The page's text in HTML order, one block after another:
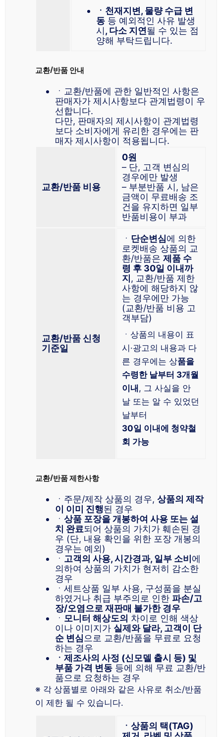
ㆍ천재지변, 물량 수급 변
동 등 예외적인 사유 발생
시, 다소 지연될 수 있는 점
양해 부탁드립니다.
교환/반품 안내
ㆍ교환/반품에 관한 일반적인 사항은
판매자가 제시사항보다 관계법령이 우
선합니다.
다만, 판매자의 제시사항이 관계법령
보다 소비자에게 유리한 경우에는 판
매자 제시사항이 적용됩니다.
교환/반품 비용
0원
– 단, 고객 변심의
경우에만 발생
– 부분반품 시, 남은
금액이 무료배송 조
건을 유지하면 일부
반품비용이 부과
교환/반품 신청
기준일
ㆍ 단순변심에 의한
로켓배송 상품의 교
환/반품은 제품 수
령 후 30일 이내까
지 , 교환/반품 제한
사항에 해당하지 않
는 경우에만 가능
(교환/반품 비용 고
객부담)
ㆍ상품의 내용이 표
시·광고의 내용과 다
른 경우에는 상품을
수령한 날부터 3개월
이내 , 그 사실을 안
날 또는 알 수 있었던
날부터
30일 이내에 청약철
회 가능
교환/반품 제한사항
ㆍ주문/제작 상품의 경우, 상품의 제작
이 이미 진행된 경우
ㆍ 상품 포장을 개봉하여 사용 또는 설
치 완료되어 상품의 가치가 훼손된 경
우 (단, 내용 확인을 위한 포장 개봉의
경우는 예외)
ㆍ 고객의 사용, 시간경과, 일부 소비 에
의하여 상품의 가치가 현저히 감소한
경우
ㆍ세트상품 일부 사용, 구성품을 분실
하였거나 취급 부주의로 인한 파손/고
장/오염으로 재판매 불가한 경우
ㆍ 모니터 해상도의 차이로 인해 색상
이나 이미지가 실제와 달라, 고객이 단
순 변심으로 교환/반품을 무료로 요청
하는 경우
ㆍ제조사의 사정 (신모델 출시 등) 및
부품 가격 변동 등에 의해 무료 교환/반
품으로 요청하는 경우
※ 각 상품별로 아래와 같은 사유로 취소/반품
이 제한 될 수 있습니다.
ㆍ상품의 택(TAG)